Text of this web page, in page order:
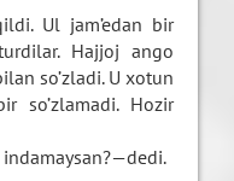
Ul jam’edan bir
Hajjoj ango
so’zladi. U xotun
so’zlamadi. Hozir
indamaysan?—dedi.